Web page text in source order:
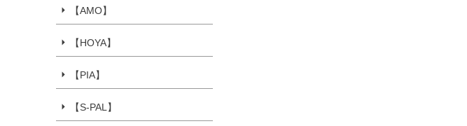
【AMO】
【HOYA】
【PIA】
【S-PAL】